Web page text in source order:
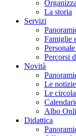
La storia
Servizi
Famiglie
Percorsi
Novità
Le notizie
Le
Albo
Didattica